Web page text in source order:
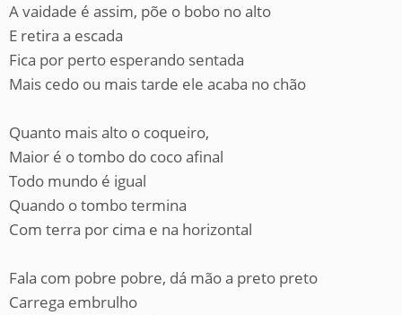
A vaidade é assim, põe o bobo no alto
E retira a escada
Fica por perto esperando sentada
Mais cedo ou mais tarde ele acaba no chão
Quanto mais alto o coqueiro,
Maior é o tombo do coco afinal
Todo mundo é igual
Quando o tombo termina
Com terra por cima e na horizontal
Fala com pobre pobre, dá mão a preto preto
Carrega embrulho